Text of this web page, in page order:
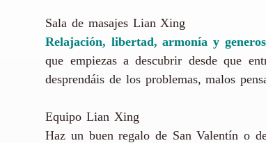
Sala de masajes Lian Xing
Relajación, libertad, armonía y
que empiezas a descubrir desde que
desprendáis de los problemas, malos
Equipo Lian Xing
Haz un buen regalo de San Valentín o